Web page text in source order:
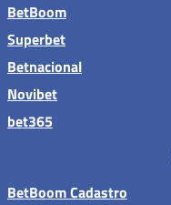
BetBoom
Superbet
Betnacional
Novibet
bet365
BetBoom Cadastro